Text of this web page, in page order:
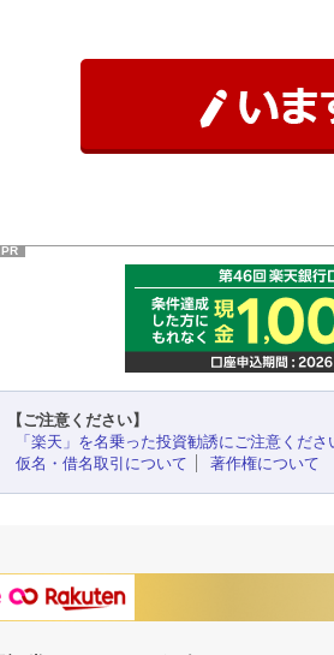
PR
【ご注意ください】
「楽天」を名乗った投資勧誘にご注意くださ
仮名・借名取引について
著作権について